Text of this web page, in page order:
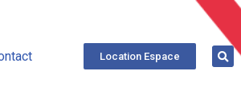
Location Espace